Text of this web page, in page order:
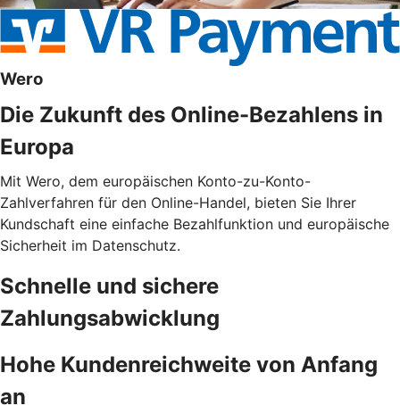
Wero
Die Zukunft des Online-Bezahlens in
Europa
Mit Wero, dem europäischen Konto-zu-Konto-
Zahlverfahren für den Online-Handel, bieten Sie Ihrer
Kundschaft eine einfache Bezahlfunktion und europäische
Sicherheit im Datenschutz.
Schnelle und sichere
Zahlungsabwicklung
Hohe Kundenreichweite von Anfang
an